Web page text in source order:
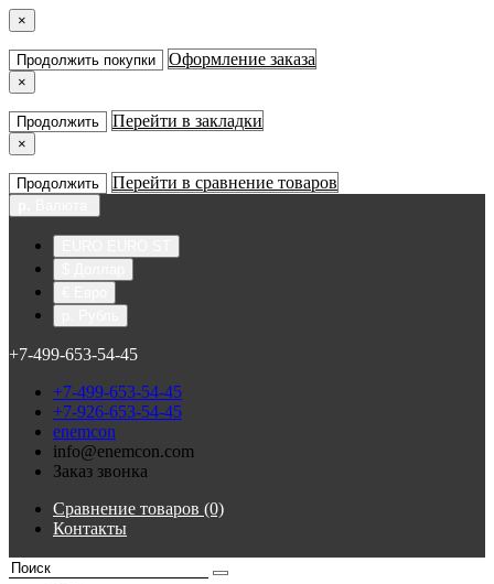
×
Продолжить покупки Оформление заказа
×
Продолжить Перейти в закладки
×
Продолжить Перейти в сравнение товаров
+7-499-653-54-45
+7-499-653-54-45
+7-926-653-54-45
enemcon
info@enemcon.com
Заказ звонка
Сравнение товаров (0)
Контакты